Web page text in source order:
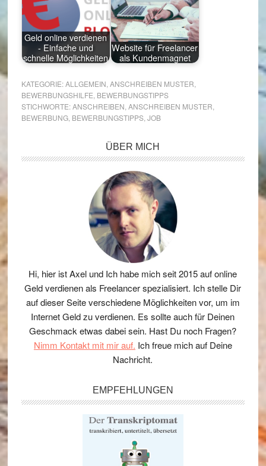
Geld online verdienen
- Einfache und
schnelle Möglichkeiten
Website für Freelancer
als Kundenmagnet
KATEGORIE:ALLGEMEIN ANSCHREIBEN MUSTER
BEWERBUNGSHILFE BEWERBUNGSTIPPS
STICHWORTE:ANSCHREIBEN ANSCHREIBEN MUSTER
BEWERBUNG, BEWERBUNGSTIPPS, JOB
ÜBER MICH
Hi, hier ist Axel und Ich habe mich seit 2015 auf online
Geld verdienen als Freelancer spezialisiert. Ich stelle Dir
auf dieser Seite verschiedene Möglichkeiten vor, um im
Internet Geld zu verdienen. Es sollte auch für Deinen
Geschmack etwas dabei sein. Hast Du noch Fragen?
Nimm Kontakt mit mir auf. Ich freue mich auf Deine
Nachricht.
EMPFEHLUNGEN